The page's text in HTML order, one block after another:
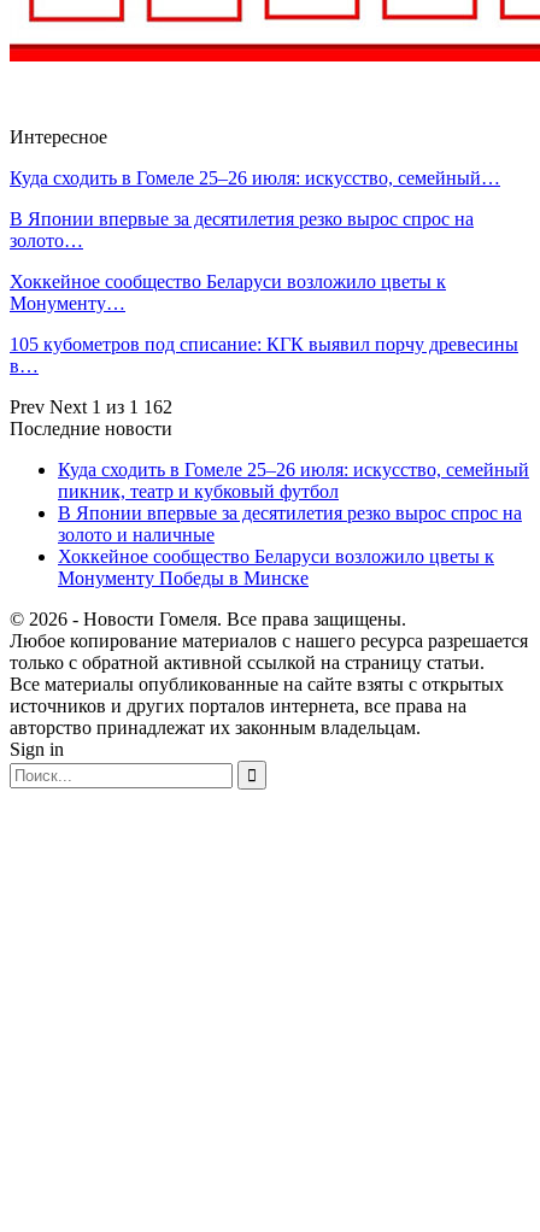
Интересное
Куда сходить в Гомеле 25–26 июля: искусство, семейный…
В Японии впервые за десятилетия резко вырос спрос на
золото…
Хоккейное сообщество Беларуси возложило цветы к
Монументу…
105 кубометров под списание: КГК выявил порчу древесины
в…
Prev Next 1 из 1 162
Последние новости
Куда сходить в Гомеле 25–26 июля: искусство, семейный
пикник, театр и кубковый футбол
В Японии впервые за десятилетия резко вырос спрос на
золото и наличные
Хоккейное сообщество Беларуси возложило цветы к
Монументу Победы в Минске
© 2026 - Новости Гомеля. Все права защищены.
Любое копирование материалов с нашего ресурса разрешается
только с обратной активной ссылкой на страницу статьи.
Все материалы опубликованные на сайте взяты с открытых
источников и других порталов интернета, все права на
авторство принадлежат их законным владельцам.
Sign in